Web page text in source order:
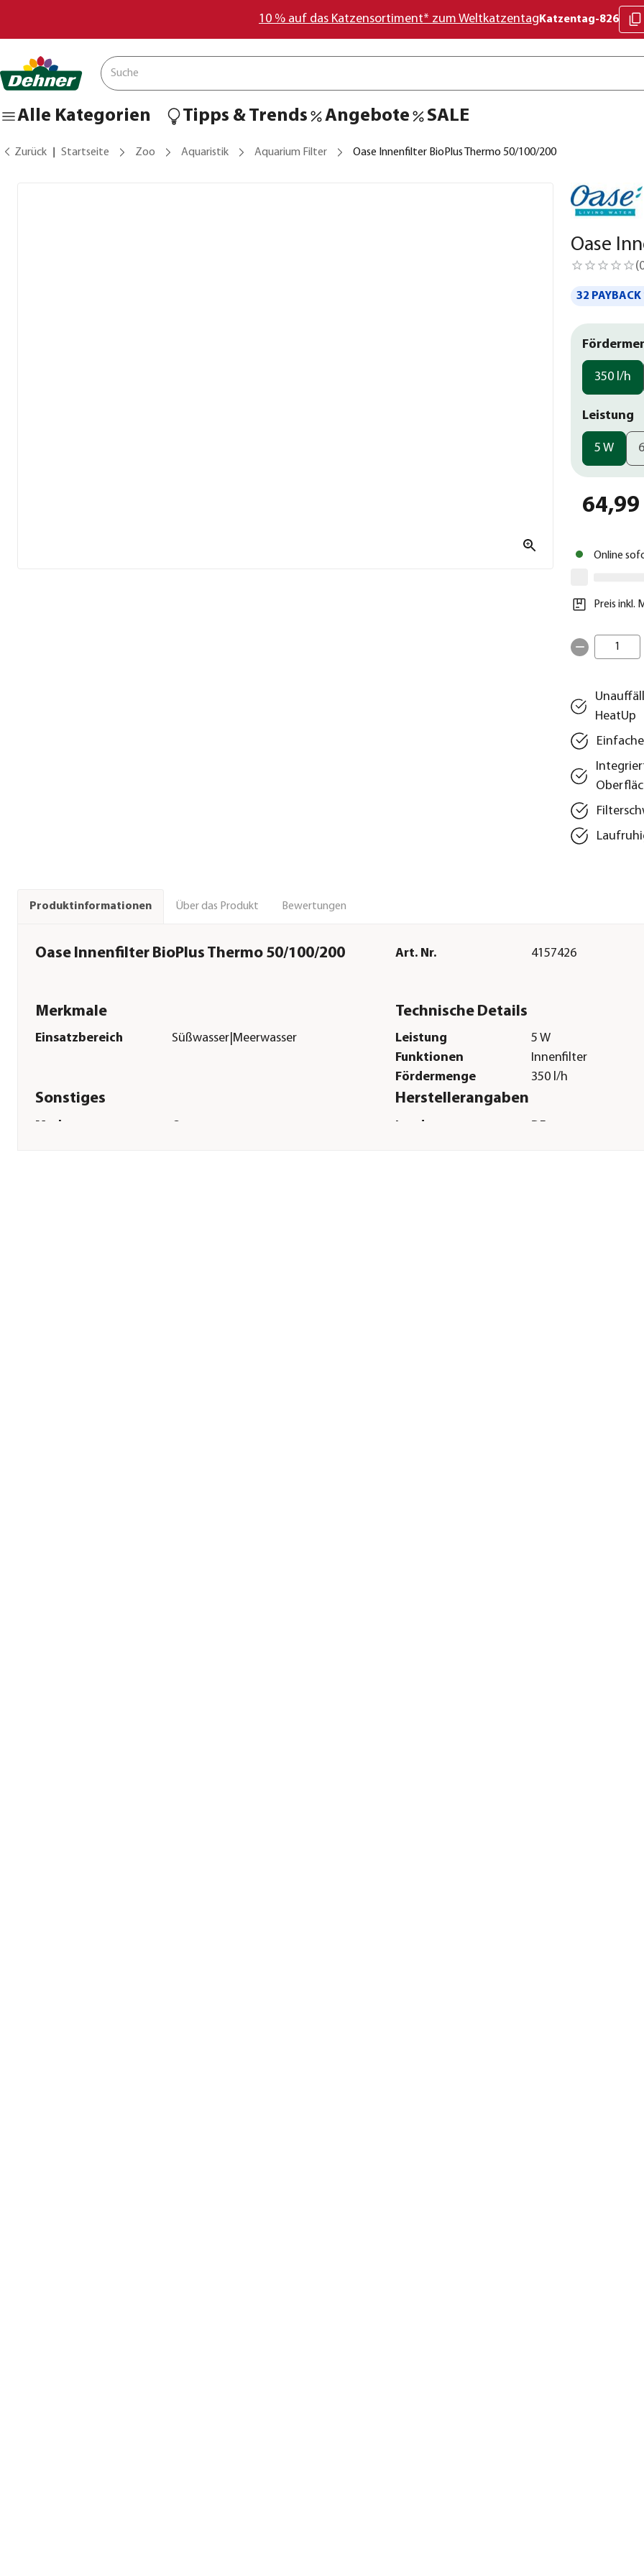
10 % auf das Katzensortiment* zum Weltkatzentag Katzentag-826
Alle Kategorien Tipps & Trends Angebote SALE
Zurück Startseite Zoo Aquaristik Aquarium Filter Oase Innenfilter BioPlus Thermo 50/100/200
Oase
(
32
350 l/h
Leistung
5 W
64,99
Online
Preis inkl.
1
HeatUp
Produktinformationen Über das Produkt Bewertungen
Oase Innenfilter BioPlus Thermo 50/100/200 Art. Nr. 4157426
Merkmale
Einsatzbereich Süßwasser|Meerwasser
Technische Details
Leistung
5 W
Funktionen
Innenfilter
Fördermenge
350 l/h
Sonstiges
Marke Oase
Herstellerangaben
Land
DE